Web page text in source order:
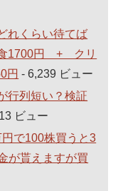
れくらい待てば
食1700円 + クリ
円 - 6,239 ビュー
行列短い？検証
ビュー
で100株買うと3
が貰えますが買